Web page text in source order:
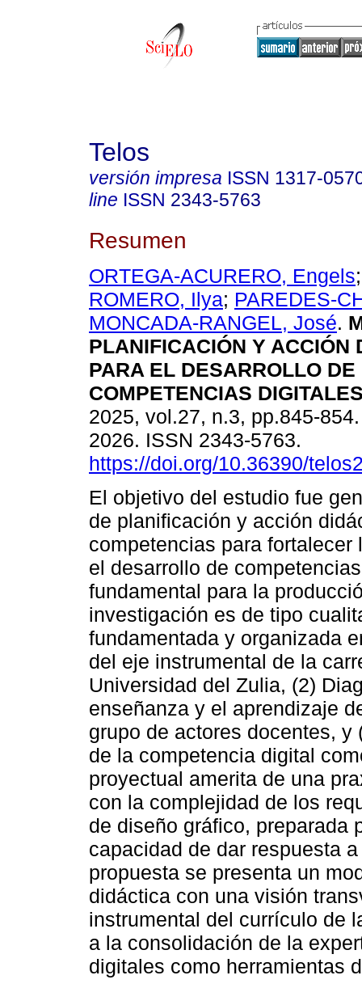
Telos
versión impresa ISSN 1317-
line ISSN 2343-5763
Resumen
ORTEGA-ACURERO, Engels
ROMERO, Ilya; PAREDES-
MONCADA-RANGEL, José.
PLANIFICACIÓN Y ACCIÓN
PARA EL DESARROLLO DE
COMPETENCIAS
2025, vol.27, n.3, pp.845-
2026. ISSN 2343-5763.
https://doi.org/10.36390/
El objetivo del estudio fue
de planificación y acción
competencias para
el desarrollo de
fundamental para la
investigación es de tipo
fundamentada y organizada
del eje instrumental de la
Universidad del Zulia, (2)
enseñanza y el aprendizaje
grupo de actores docentes,
de la competencia digital
proyectual amerita de una
con la complejidad de los
de diseño gráfico, preparada
capacidad de dar respuesta
propuesta se presenta un
didáctica con una visión
instrumental del currículo de
a la consolidación de la
digitales como herramientas